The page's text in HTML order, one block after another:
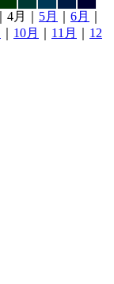
｜4月｜ 5月 6月
10月 11月
12